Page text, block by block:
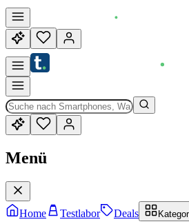
Menü
Home Testlabor Deals